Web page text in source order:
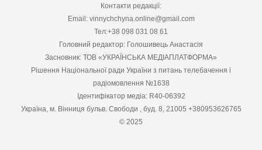
Контакти редакції:
Email: vinnychchyna.online@gmail.com
Тел:+38 098 031 08 61
Головний редактор: Голошивець Анастасія
Засновник: ТОВ «УКРАЇНСЬКА МЕДІАПЛАТФОРМА»
Рішення Національної ради України з питань телебачення і
радіомовлення №1638
Ідентифікатор медіа: R40-06392
Україна, м. Вінниця бульв. Свободи , буд. 8, 21005 +380953626765
© 2025